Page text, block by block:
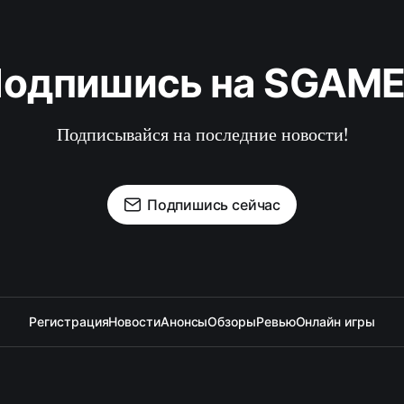
на
Подписывайся на последние новости!
Подпишись сейчас
РегистрацияНовостиАнонсыОбзорыРевьюОнлайн игры